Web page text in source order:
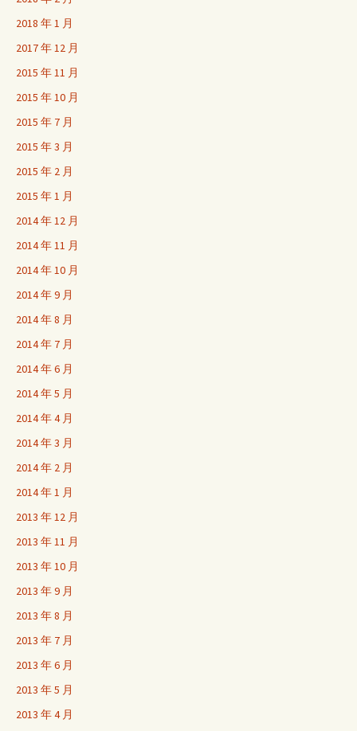
2018 年 1 月
2017 年 12 月
2015 年 11 月
2015 年 10 月
2015 年 7 月
2015 年 3 月
2015 年 2 月
2015 年 1 月
2014 年 12 月
2014 年 11 月
2014 年 10 月
2014 年 9 月
2014 年 8 月
2014 年 7 月
2014 年 6 月
2014 年 5 月
2014 年 4 月
2014 年 3 月
2014 年 2 月
2014 年 1 月
2013 年 12 月
2013 年 11 月
2013 年 10 月
2013 年 9 月
2013 年 8 月
2013 年 7 月
2013 年 6 月
2013 年 5 月
2013 年 4 月